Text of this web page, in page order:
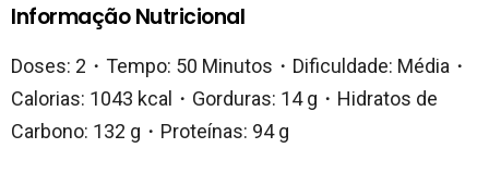
Informação Nutricional
Doses: 2・Tempo: 50 Minutos・Dificuldade: Média・
Calorias: 1043 kcal・Gorduras: 14 g・Hidratos de
Carbono: 132 g・Proteínas: 94 g